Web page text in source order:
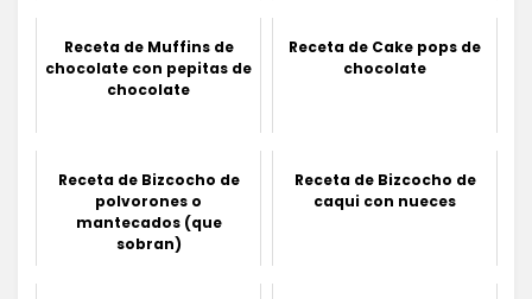
Receta de Muffins de
chocolate con pepitas de
chocolate
Receta de Cake pops de
chocolate
Receta de Bizcocho de
polvorones o
mantecados (que
sobran)
Receta de Bizcocho de
caqui con nueces